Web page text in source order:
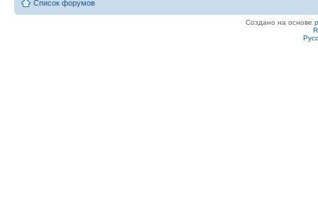
Список форумов
Создано на основе